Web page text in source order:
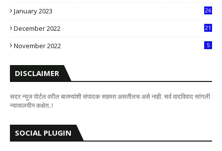
January 2023
26
December 2022
21
November 2022 5
DISCLAIMER
सदर न्यूज पोर्टल वरील बातम्यांशी संपादक सहमत असतीलच असे नाही. सर्व वादविवाद सांगली
न्यायालयीन कक्षेत..!
SOCIAL PLUGIN